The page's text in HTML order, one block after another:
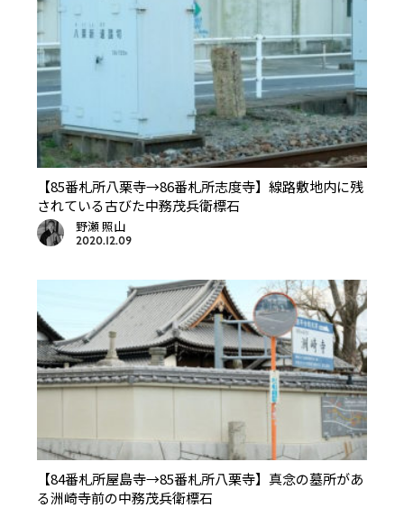
【85番札所八栗寺→86番札所志度寺】線路敷地内に残
されている古びた中務茂兵衛標石
野瀬 照山
2020.12.09
【84番札所屋島寺→85番札所八栗寺】真念の墓所があ
る洲崎寺前の中務茂兵衛標石